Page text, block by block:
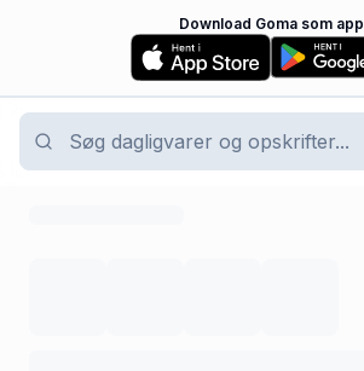
Download Goma som app